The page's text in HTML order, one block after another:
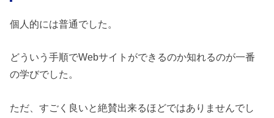
個人的には普通でした。
どういう手順でWebサイトができるのか知れるのが一番
の学びでした。
ただ、すごく良いと絶賛出来るほどではありませんでし